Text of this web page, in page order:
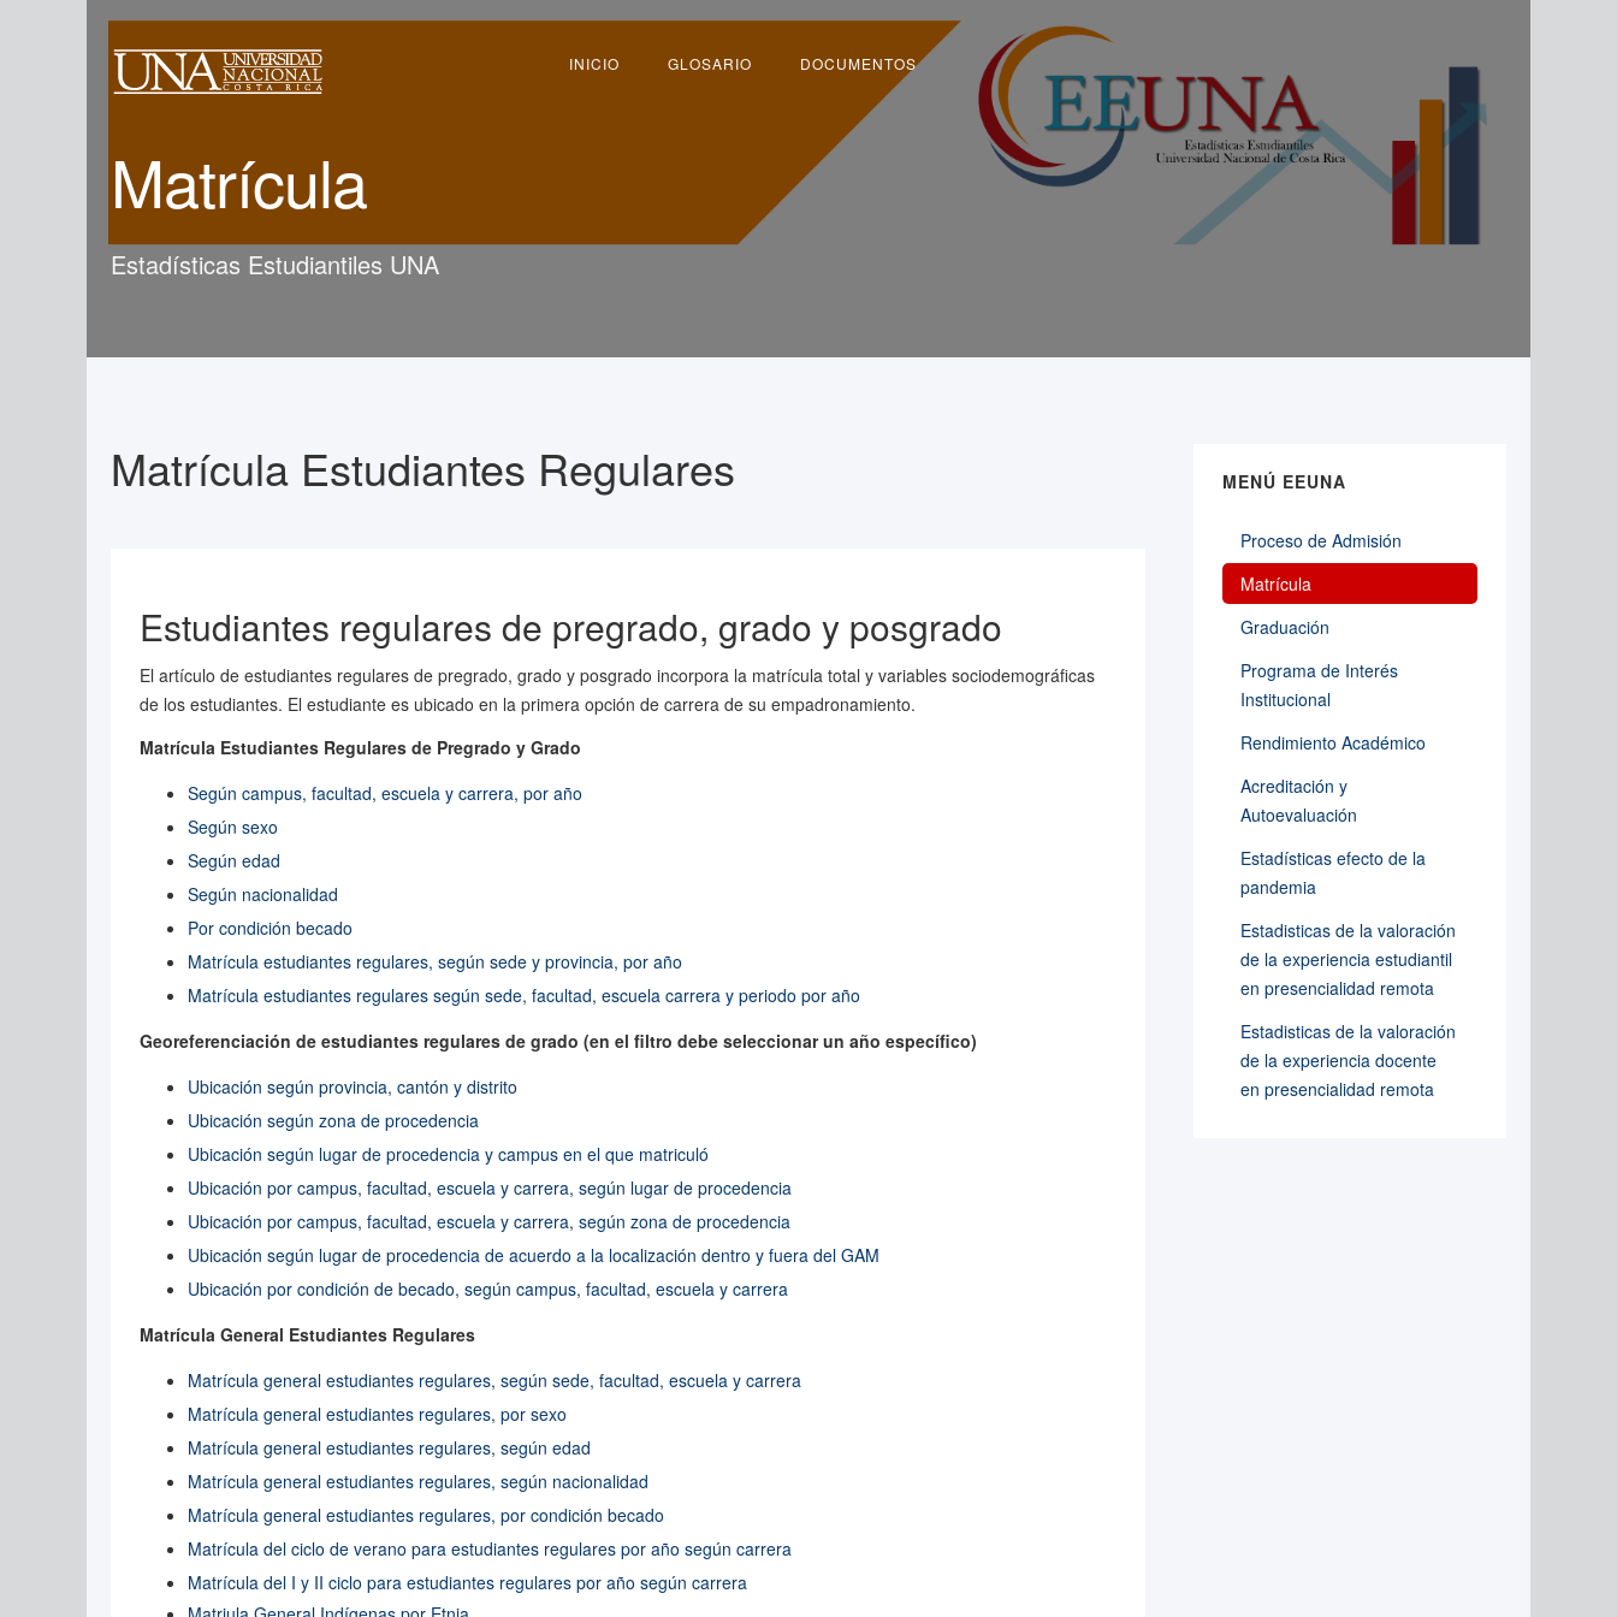
INICIO GLOSARIO DOCUMENTOS
Matrícula
Estadísticas Estudiantiles UNA
Matrícula Estudiantes Regulares
Estudiantes regulares de pregrado, grado y posgrado
El artículo de estudiantes regulares de pregrado, grado y posgrado incorpora la matrícula total y variables sociodemográficas
de los estudiantes. El estudiante es ubicado en la primera opción de carrera de su empadronamiento.
Matrícula Estudiantes Regulares de Pregrado y Grado
Según campus, facultad, escuela y carrera, por año
Según sexo
Según edad
Según nacionalidad
Por condición becado
Matrícula estudiantes regulares, según sede y provincia, por año
Matrícula estudiantes regulares según sede, facultad, escuela carrera y periodo por año
Georeferenciación de estudiantes regulares de grado (en el filtro debe seleccionar un año específico)
Ubicación según provincia, cantón y distrito
Ubicación según zona de procedencia
Ubicación según lugar de procedencia y campus en el que matriculó
Ubicación por campus, facultad, escuela y carrera, según lugar de procedencia
Ubicación por campus, facultad, escuela y carrera, según zona de procedencia
Ubicación según lugar de procedencia de acuerdo a la localización dentro y fuera del GAM
Ubicación por condición de becado, según campus, facultad, escuela y carrera
Matrícula General Estudiantes Regulares
Matrícula general estudiantes regulares, según sede, facultad, escuela y carrera
Matrícula general estudiantes regulares, por sexo
Matrícula general estudiantes regulares, según edad
Matrícula general estudiantes regulares, según nacionalidad
Matrícula general estudiantes regulares, por condición becado
Matrícula del ciclo de verano para estudiantes regulares por año según carrera
Matrícula del I y II ciclo para estudiantes regulares por año según carrera
MENÚ EEUNA
Proceso de Admisión
Matrícula
Graduación
Programa de Interés
Institucional
Rendimiento Académico
Acreditación y
Autoevaluación
Estadísticas efecto de la
pandemia
Estadisticas de la valoración
de la experiencia estudiantil
en presencialidad remota
Estadisticas de la valoración
de la experiencia docente
en presencialidad remota